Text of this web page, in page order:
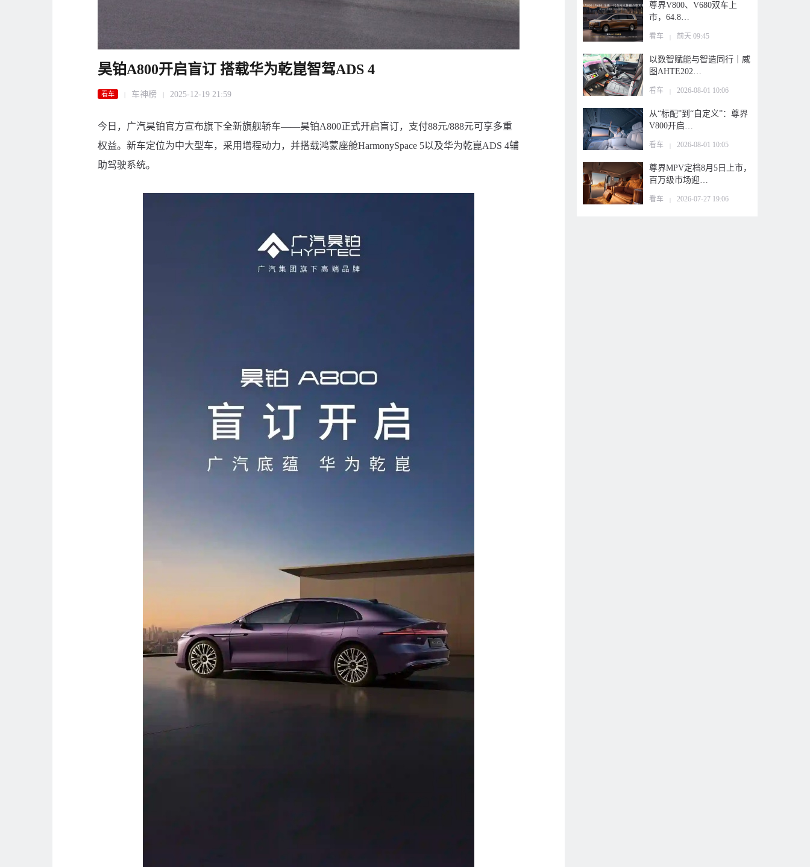
昊铂A800开启盲订 搭载华为乾崑智驾ADS 4
看车 | 车神榜 | 2025-12-19 21:59
今日，广汽昊铂官方宣布旗下全新旗舰轿车——昊铂A800正式开启盲订，支付88元/888元可享多重
权益。新车定位为中大型车，采用增程动力，并搭载鸿蒙座舱HarmonySpace 5以及华为乾崑ADS 4辅
助驾驶系统。
尊界V800、V680双车上
市，64.8…
看车 前天 09:45
以数智赋能与智造同行｜威
图AHTE202…
看车 2026-08-01 10:06
从“标配”到“自定义”：尊界
V800开启…
看车 2026-08-01 10:05
尊界MPV定档8月5日上市，
百万级市场迎…
看车 2026-07-27 19:06